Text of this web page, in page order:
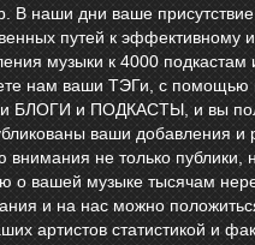
В наши дни ваше
путей к эффективному
музыки к 4000 подкастам
нам ваши ТЭГи, с
БЛОГИ и ПОДКАСТЫ, и вы
ваши добавления
внимания не только
о вашей музыке тысячам
и на нас можно
артистов статистикой и